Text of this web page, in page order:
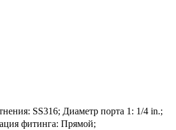
SS316; Диаметр порта 1: 1/4 in.;
фитинга: Прямой;